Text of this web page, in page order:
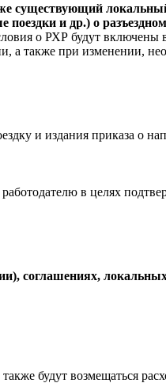
существующий
и др.) о
о РХР будут включены
а также при изменении,
и издания приказа о
в целях
соглашениях,
будут возмещаться